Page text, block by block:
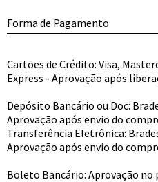
Forma de Pagamento
Cartões de Crédito: Visa,
Express - Aprovação após
Depósito Bancário ou Doc:
Aprovação após envio do
Transferência Eletrônica:
Aprovação após envio do
Boleto Bancário: Aprovação